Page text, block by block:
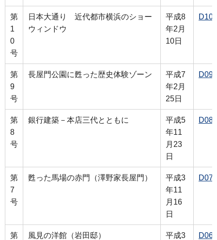
第
1
0
号
日本大通り 近代都市横浜のショー
ウィンドウ
平成8
年2月
10日
D10
第
9
号
長屋門公園に甦った歴史体験ゾーン
平成7
年2月
25日
D09
第
8
号
銀行建築－本店三代とともに
平成5
年11
月23
日
D08
第
7
号
甦った馬場の赤門（澤野家長屋門）
平成3
年11
月16
日
D07
第 風見の洋館（岩田邸） 平成3 D06